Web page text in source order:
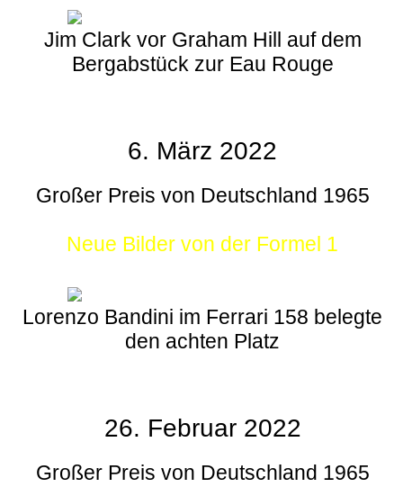
Jim Clark vor Graham Hill auf dem
Bergabstück zur Eau Rouge
6. März 2022
Großer Preis von Deutschland 1965
Neue Bilder von der Formel 1
Lorenzo Bandini im Ferrari 158 belegte
den achten Platz
26. Februar 2022
Großer Preis von Deutschland 1965